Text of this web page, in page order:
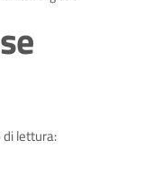
di lettura: